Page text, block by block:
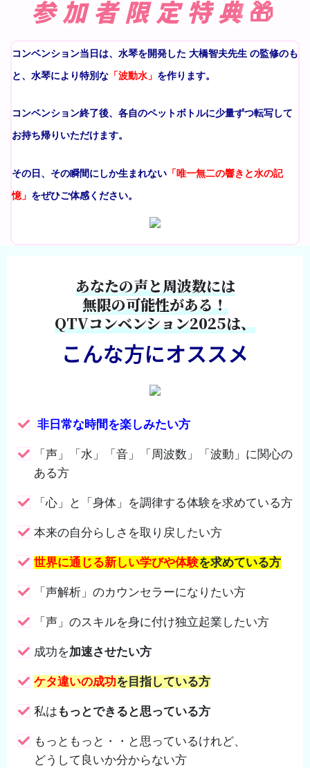
参加者限定特典🎁
コンベンション当日は、水琴を開発した 大橋智夫先生 の監修のも
と、水琴により特別な 「波動水」 を作ります。
コンベンション終了後、各自のペットボトルに少量ずつ転写して
お持ち帰りいただけます。
その日、その瞬間にしか生まれない 「唯一無二の響きと水の記
憶」 をぜひご体感ください。
あなたの声と周波数には
無限の可能性がある！
QTVコンベンション2025は、
こんな方にオススメ
非日常な時間を楽しみたい方
「声」「水」「音」「周波数」「波動」に関心の
ある方
「心」と「身体」を調律する体験を求めている方
本来の自分らしさを取り戻したい方
世界に通じる新しい学びや体験を求めている方
「声解析」のカウンセラーになりたい方
「声」のスキルを身に付け独立起業したい方
成功を加速させたい方
ケタ違いの成功を目指している方
私は もっとできると思っている方
もっともっと・・と思っているけれど、
どうして良いか分からない方